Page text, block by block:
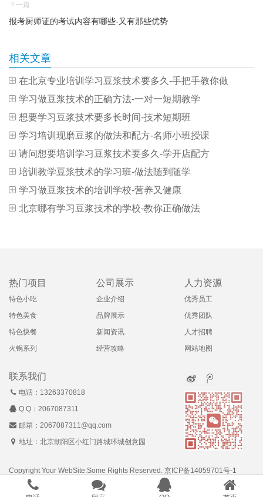
下一篇
报考厨师证的考试内容有哪些-又有那些优势
相关文章
在北京专业培训学习豆浆技术要多久-手把手教你做
学习做豆浆技术的正确方法-一对一短期教学
想要学习豆浆技术要多长时间-技术短期班
学习培训现磨豆浆的做法和配方-名师小班授课
请问想要培训学习豆浆技术要多久-学开店配方
培训教学豆浆技术的学习班-做法随到随学
学习做豆浆技术的培训学校-营养又健康
北京哪有学习豆浆技术的学校-教你正确做法
热门项目
特色小吃
特色美食
特色快餐
火锅系列
公司展示
企业介绍
品牌展示
新闻资讯
经营攻略
人力资源
优秀员工
优秀团队
人才招聘
网站地图
联系我们
电话：13263370818
Q Q： 2067087311
邮箱：2067087311@qq.com
地址：北京朝阳区小红门路城环城创意园
Copyright Your WebSite.Some Rights Reserved. 京ICP备14059701号-1
Powered by Z-Blog ·
可乎网络